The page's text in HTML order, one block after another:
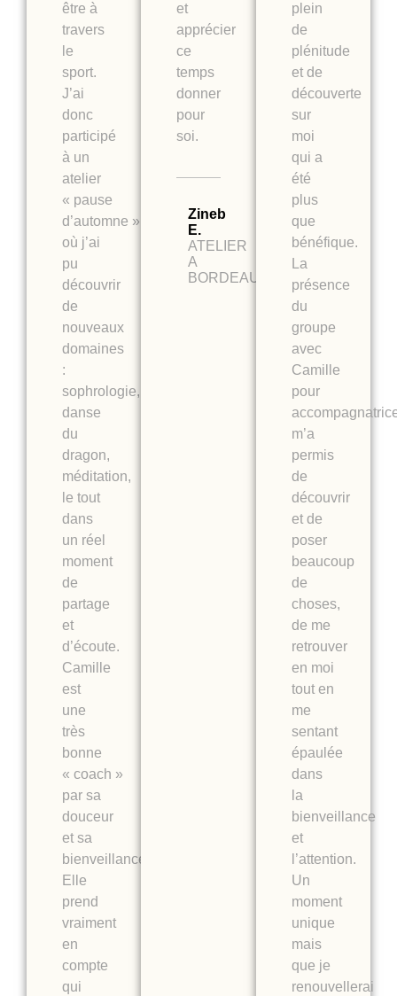
être à
travers
le
sport.
J’ai
donc
participé
à un
atelier
« pause
d’automne »
où j’ai
pu
découvrir
de
nouveaux
domaines
:
sophrologie,
danse
du
dragon,
méditation,
le tout
dans
un réel
moment
de
partage
et
d’écoute.
Camille
est
une
très
bonne
« coach »
par sa
douceur
et sa
bienveillance.
Elle
prend
vraiment
en
compte
qui
et
apprécier
ce
temps
donner
pour
soi.
Zineb
E.
ATELIER
A
BORDEAUX
plein
de
plénitude
et de
découverte
sur
moi
qui a
été
plus
que
bénéfique.
La
présence
du
groupe
avec
Camille
pour
m’a
permis
de
découvrir
et de
poser
beaucoup
de
choses,
de me
retrouver
en moi
tout en
me
sentant
épaulée
dans
la
bienveillance
et
l’attention.
Un
moment
unique
mais
que je
renouvellerai